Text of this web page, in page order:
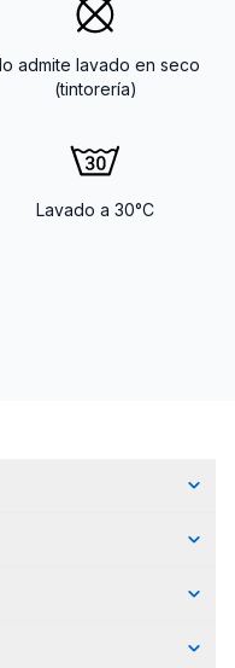
admite lavado en seco
(tintorería)
Lavado a 30°C